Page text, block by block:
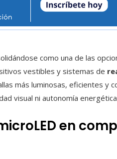
como una de las
vestibles y sistemas de
más luminosas, eficientes y
visual ni autonomía
en